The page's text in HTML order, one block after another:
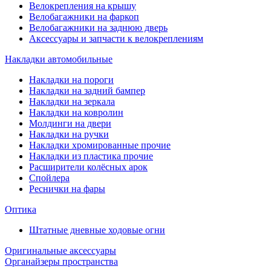
Велокрепления на крышу
Велобагажники на фаркоп
Велобагажники на заднюю дверь
Аксессуары и запчасти к велокреплениям
Накладки автомобильные
Накладки на пороги
Накладки на задний бампер
Накладки на зеркала
Накладки на ковролин
Молдинги на двери
Накладки на ручки
Накладки хромированные прочие
Накладки из пластика прочие
Расширители колёсных арок
Спойлера
Реснички на фары
Оптика
Штатные дневные ходовые огни
Оригинальные аксессуары
Органайзеры пространства